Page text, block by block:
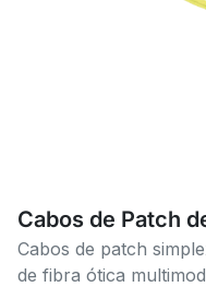
Cabos de Patch
Cabos de patch
de fibra ótica